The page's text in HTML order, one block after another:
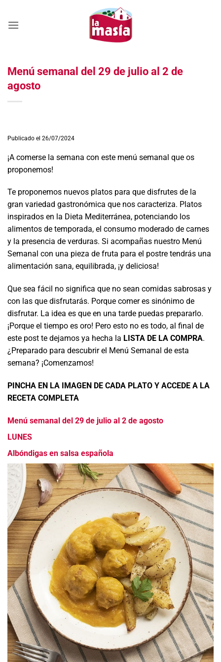
contenido
Menú semanal del 29 de julio al 2 de
agosto
Publicado el 26/07/2024
¡A comerse la semana con este menú semanal que os
proponemos!
Te proponemos nuevos platos para que disfrutes de la
gran variedad gastronómica que nos caracteriza. Platos
inspirados en la Dieta Mediterránea, potenciando los
alimentos de temporada, el consumo moderado de carnes
y la presencia de verduras. Si acompañas nuestro Menú
Semanal con una pieza de fruta para el postre tendrás una
alimentación sana, equilibrada, ¡y deliciosa!
Que sea fácil no significa que no sean comidas sabrosas y
con las que disfrutarás. Porque comer es sinónimo de
disfrutar. La idea es que en una tarde puedas prepararlo.
¡Porque el tiempo es oro! Pero esto no es todo, al final de
este post te dejamos ya hecha la LISTA DE LA COMPRA.
¿Preparado para descubrir el Menú Semanal de esta
semana? ¡Comenzamos!
PINCHA EN LA IMAGEN DE CADA PLATO Y ACCEDE A LA
RECETA COMPLETA
Menú semanal del 29 de julio al 2 de agosto
LUNES
Albóndigas en salsa española